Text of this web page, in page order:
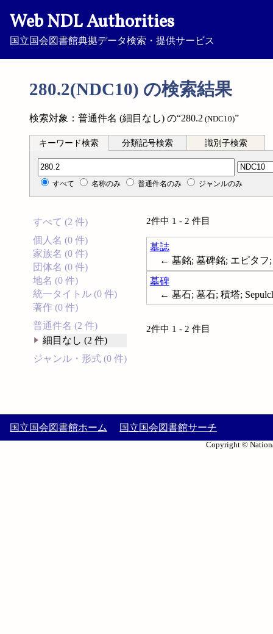
Web NDL Authorities
国立国会図書館典拠データ検索・提供サービス
280.2(NDC10) の検索結果
検索対象：普通件名 (細目なし) の“280.2 (NDC10)”
キーワード検索 分類記号検索 識別子検索
分類記号検索
すべて 名称のみ 普通件名のみ ジャンルのみ
すべて (2 件)
個人名 (0 件)
家族名 (0 件)
団体名 (0 件)
地名 (0 件)
統一タイトル (0 件)
著作 (0 件)
普通件名 (2 件)
細目なし (2 件)
ジャンル・形式 (0 件)
2件中 1 - 2 件目
墓誌
← 墓銘; 墓碑銘; エピタフ;
墓碑
← 墓石; 墓石; 積塔;
2件中 1 - 2 件目
国立国会図書館ホーム 国立国会図書館サーチ
Copyright ©